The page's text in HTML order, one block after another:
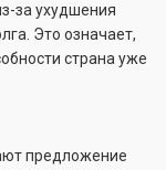
за ухудшения
Это означает,
страна уже
предложение